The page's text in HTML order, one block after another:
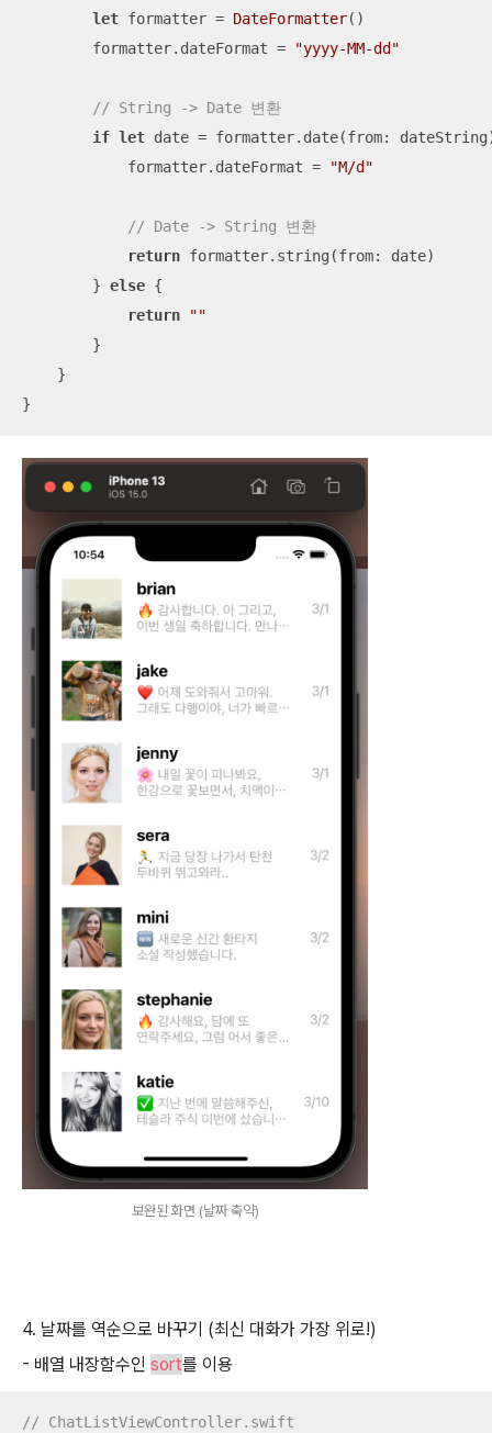
let formatter = DateFormatter()
        formatter.dateFormat
= "yyyy-MM-dd"
// String -> Date 변환
if let date = formatter.date(from:
            formatter.dateFormat
= "M/d"
// Date -> String 변환
return formatter.string(from: date)
        }
else {
return
""
        }
    }
}
보완된 화면 (날짜 축약)
4. 날짜를 역순으로 바꾸기 (최신 대화가 가장 위로!)
- 배열 내장함수인 sort를 이용
// ChatListViewController.swift